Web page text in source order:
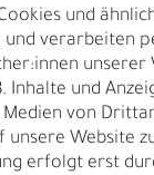
und
und verarbeiten
unserer
Inhalte und
von
Website
erfolgt erst